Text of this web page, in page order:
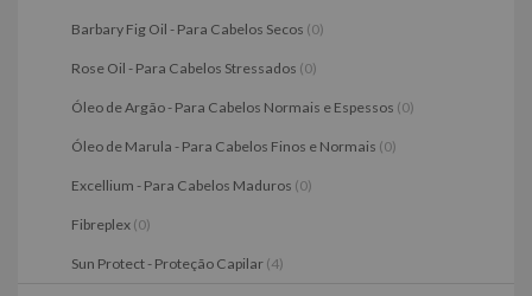
Barbary Fig Oil - Para Cabelos Secos (0)
Rose Oil - Para Cabelos Stressados (0)
Óleo de Argão - Para Cabelos Normais e Espessos (0)
Óleo de Marula - Para Cabelos Finos e Normais (0)
Excellium - Para Cabelos Maduros (0)
Fibreplex (0)
Sun Protect - Proteção Capilar (4)